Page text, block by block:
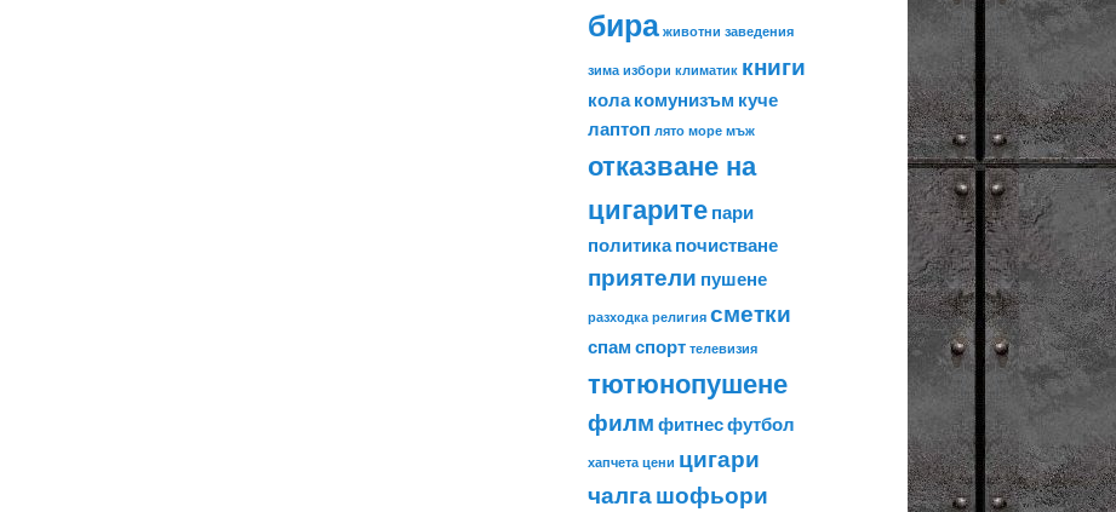
бира животни заведения
зима избори климатик книги
колакомунизъм куче
лаптоп лято море мъж
отказване на
цигаритепари
политикапочистване
приятели пушене
разходка религия сметки
спамспорт телевизия
тютюнопушене
филмфитнесфутбол
хапчета цени цигари
чалгашофьори